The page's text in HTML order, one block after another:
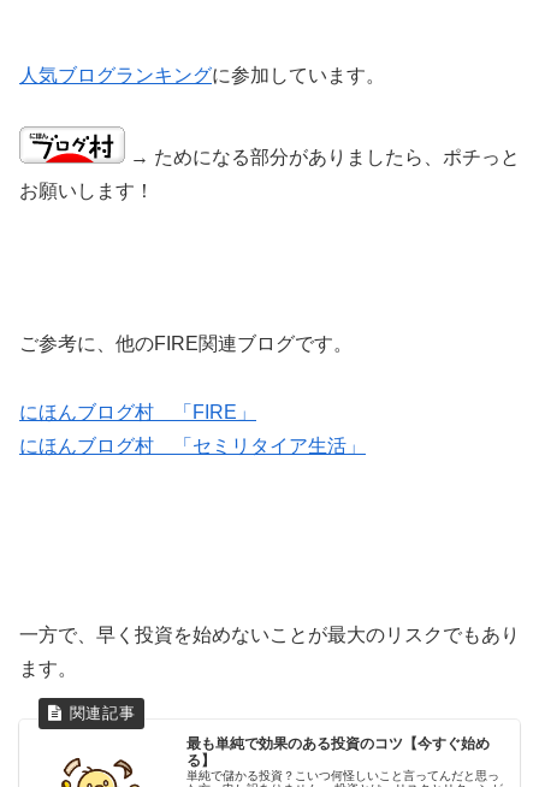
人気ブログランキングに参加しています。
→ ためになる部分がありましたら、ポチっと
お願いします！
ご参考に、他のFIRE関連ブログです。
にほんブログ村 「FIRE」
にほんブログ村 「セミリタイア生活」
一方で、早く投資を始めないことが最大のリスクでもあり
ます。
最も単純で効果のある投資のコツ【今すぐ始め
る】
単純で儲かる投資？こいつ何怪しいこと言ってんだと思っ